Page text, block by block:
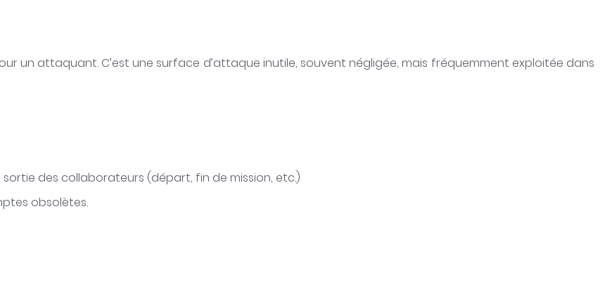
un attaquant. C’est une surface d’attaque inutile, souvent négligée, mais fréquemment exploitée dans
des collaborateurs (départ, fin de mission, etc.)
obsolètes.